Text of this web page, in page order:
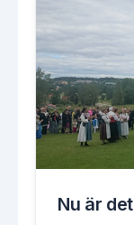
Nu är